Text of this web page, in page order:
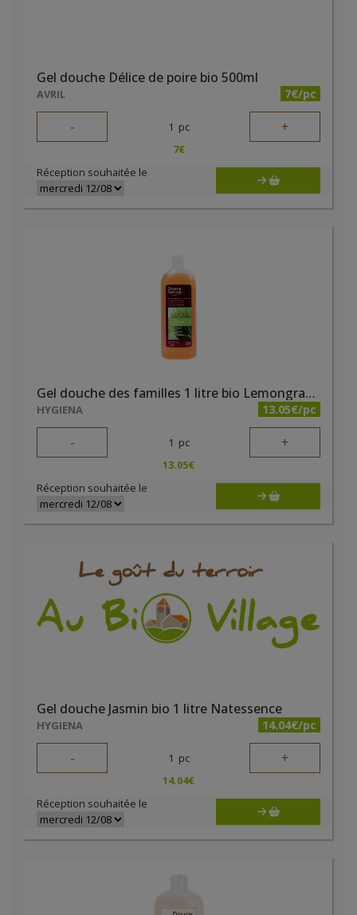
Gel douche Délice de poire bio 500ml
AVRIL 7€/pc
- 1 pc +
7€
Réception souhaitée le
Gel douche des familles 1 litre bio Lemongrass Douce Nature
HYGIENA 13.05€/pc
- 1 pc +
13.05€
Réception souhaitée le
Gel douche Jasmin bio 1 litre Natessence
HYGIENA 14.04€/pc
- 1 pc +
14.04€
Réception souhaitée le